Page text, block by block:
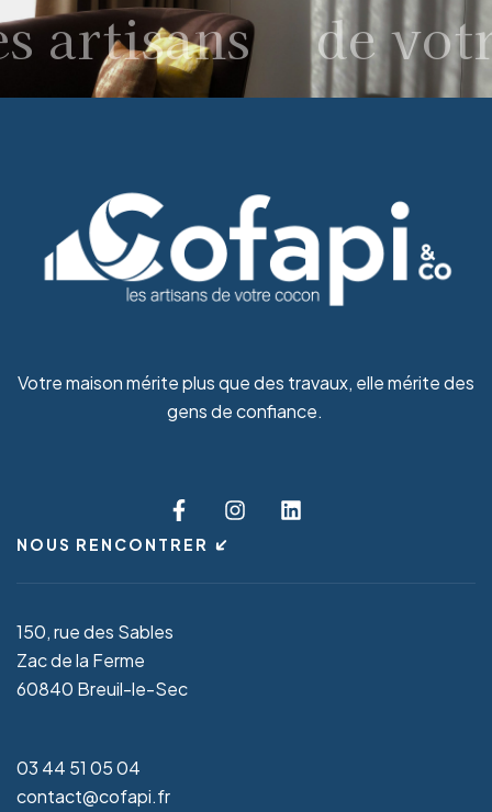
artisans de
Votre maison mérite plus que des travaux, elle mérite des
gens de confiance.
NOUS RENCONTRER
150, rue des Sables
Zac de la Ferme
60840 Breuil-le-Sec
03 44 51 05 04
contact@cofapi.fr